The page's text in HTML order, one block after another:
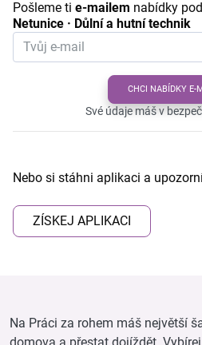
Pošleme ti e-mailem nabídky
Netunice · Důlní a hutní technik
CHCI NABÍDKY E-
Své údaje máš v
Nebo si stáhni aplikaci a
ZÍSKEJ APLIKACI
Na Práci za rohem máš největší
domova a přestat dojíždět.